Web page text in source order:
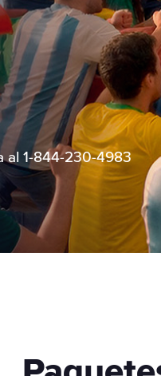
Sport
y Suscripciones On
Integración con Netflix
Interfaz en Español
Tecnología en Todo el
Integración con
al 1-844-230-4983